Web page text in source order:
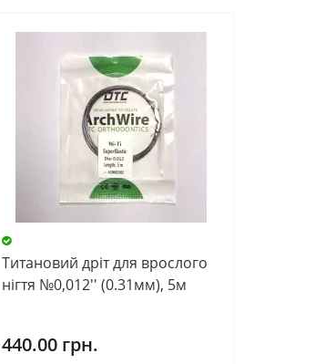
Титановий дріт для врослого
нігтя №0,012'' (0.31мм), 5м
440.00 грн.